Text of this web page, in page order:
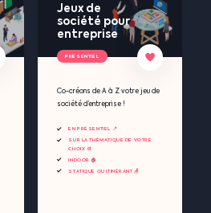
Jeux de
société pour
entreprise
Co-créons de A à Z votre jeu de
société d’entreprise !
EN PRÉSENTIEL 📍
SUR LA THÉMATIQUE DE VOTRE
CHOIX 🎨
INDOOR 🏠
STATIQUE OU ITINÉRANT 🪑
PRESENTIEL